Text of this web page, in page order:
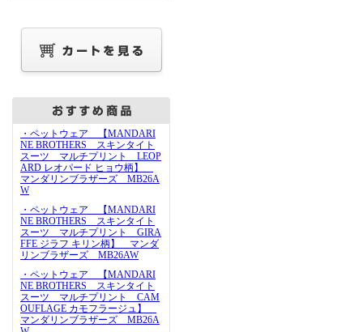
・ペットウェア 【MANDARI
NE BROTHERS スキンタイト
スーツ マルチプリント LEOP
ARD レオパード ヒョウ柄】
マンダリンブラザーズ MB26A
W
・ペットウェア 【MANDARI
NE BROTHERS スキンタイト
スーツ マルチプリント GIRA
FFE ジラフ キリン柄】 マンダ
リンブラザーズ MB26AW
・ペットウェア 【MANDARI
NE BROTHERS スキンタイト
スーツ マルチプリント CAM
OUFLAGE カモフラージュ】
マンダリンブラザーズ MB26A